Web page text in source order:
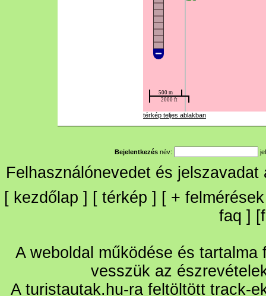
térkép teljes ablakban
Bejelentkezés név:
Felhasználónevedet és
[ kezdőlap ] [ térkép ] [ + felmérések
faq ] [
A weboldal működése és
vesszük az
A turistautak.hu-ra feltöltött track-